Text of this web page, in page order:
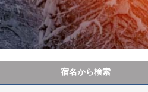
宿名から検索